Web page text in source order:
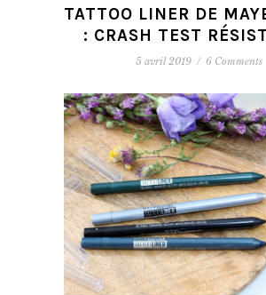
TATTOO LINER DE
: CRASH TEST
5 avril 2019 / 6 Comments